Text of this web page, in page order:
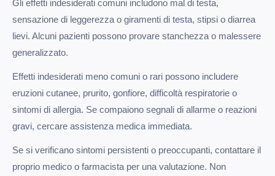
Gli effetti indesiderati comuni includono mal di testa,
sensazione di leggerezza o giramenti di testa, stipsi o diarrea
lievi. Alcuni pazienti possono provare stanchezza o malessere
generalizzato.
Effetti indesiderati meno comuni o rari possono includere
eruzioni cutanee, prurito, gonfiore, difficoltà respiratorie o
sintomi di allergia. Se compaiono segnali di allarme o reazioni
gravi, cercare assistenza medica immediata.
Se si verificano sintomi persistenti o preoccupanti, contattare il
proprio medico o farmacista per una valutazione. Non